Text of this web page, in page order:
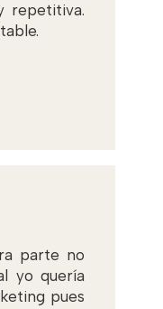
repetitiva.
parte no
yo quería
pues